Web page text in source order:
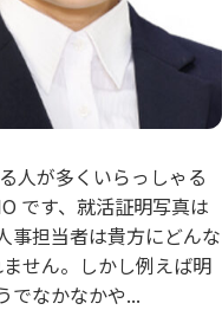
人が多くいらっしゃる
です、就活証明写真は
事担当者は貴方にどんな
せん。しかし例えば明
でなかなかや...